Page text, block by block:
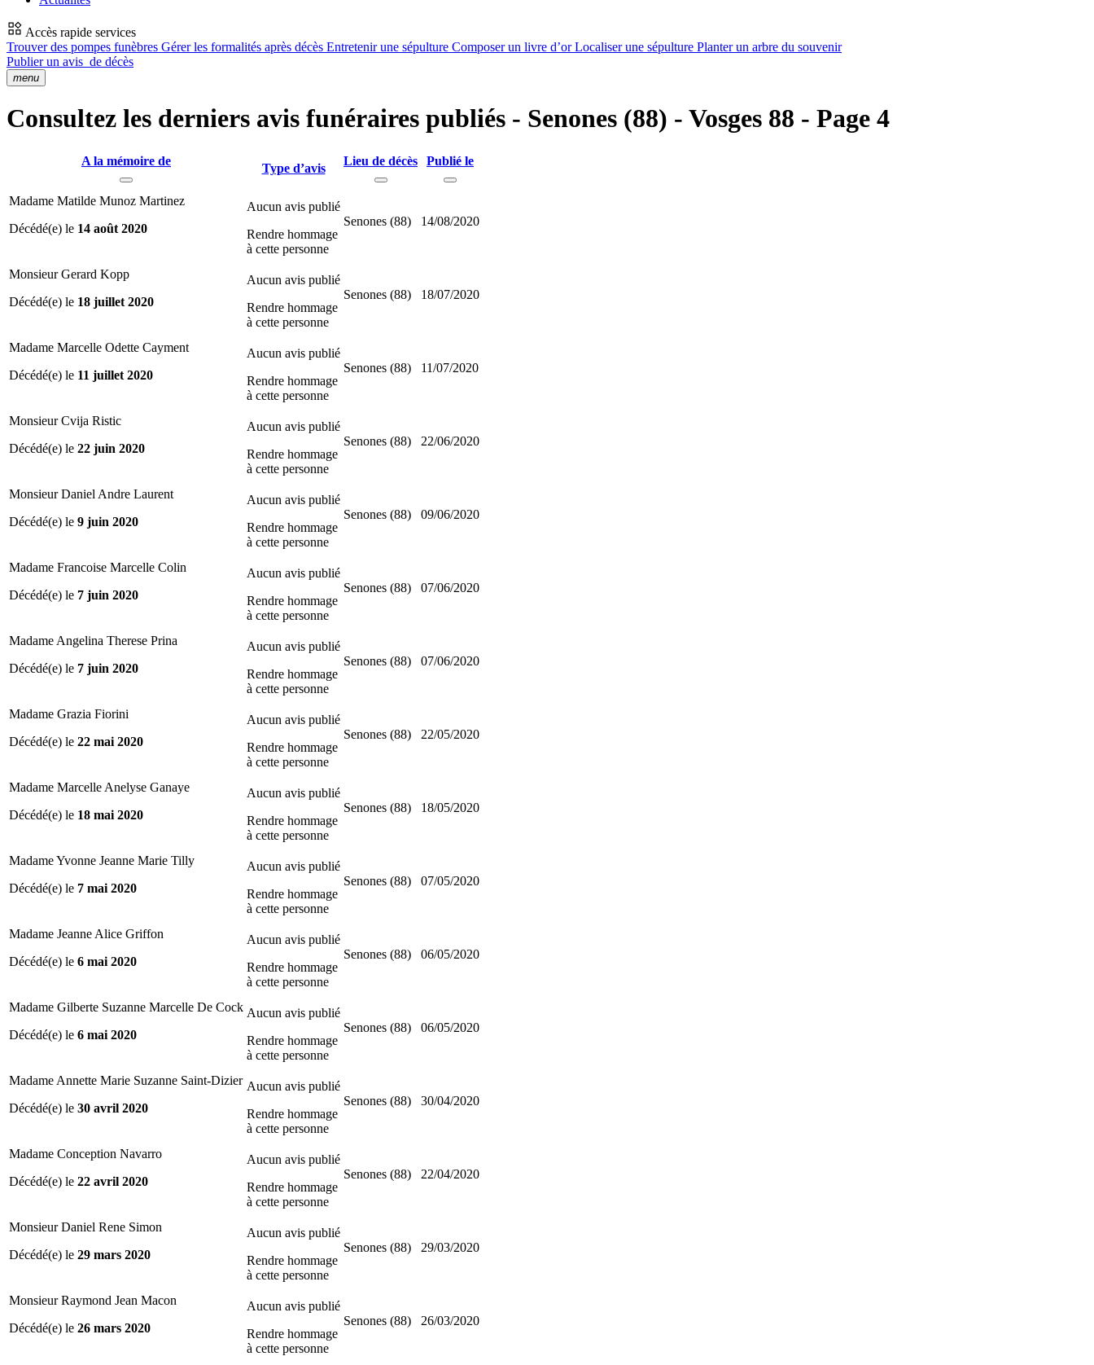
Accès rapide services
Trouver des pompes funèbres Gérer les formalités après décès Entretenir une sépulture Composer un livre d’orLocaliser une sépulture Planter un arbre du souvenir
Publier un avis de décès
menu
Consultez les derniers avis funéraires publiés - Senones (88) - Vosges 88 - Page 4
A la mémoire de
Type d’avis
Lieu de décès Publié le
Madame Matilde Munoz Martinez
Décédé(e) le 14 août 2020
Aucun avis publié
Rendre hommage
à cette personne
Senones (88) 14/08/2020
Monsieur Gerard Kopp
Décédé(e) le 18 juillet 2020
Aucun avis publié
Rendre hommage
à cette personne
Senones (88) 18/07/2020
Madame Marcelle Odette Cayment
Décédé(e) le 11 juillet 2020
Aucun avis publié
Rendre hommage
à cette personne
Senones (88) 11/07/2020
Monsieur Cvija Ristic
Décédé(e) le 22 juin 2020
Aucun avis publié
Rendre hommage
à cette personne
Senones (88) 22/06/2020
Monsieur Daniel Andre Laurent
Décédé(e) le 9 juin 2020
Aucun avis publié
Rendre hommage
à cette personne
Senones (88) 09/06/2020
Madame Francoise Marcelle Colin
Décédé(e) le 7 juin 2020
Aucun avis publié
Rendre hommage
à cette personne
Senones (88) 07/06/2020
Madame Angelina Therese Prina
Décédé(e) le 7 juin 2020
Aucun avis publié
Rendre hommage
à cette personne
Senones (88) 07/06/2020
Madame Grazia Fiorini
Décédé(e) le 22 mai 2020
Aucun avis publié
Rendre hommage
à cette personne
Senones (88) 22/05/2020
Madame Marcelle Anelyse Ganaye
Décédé(e) le 18 mai 2020
Aucun avis publié
Rendre hommage
à cette personne
Senones (88) 18/05/2020
Madame Yvonne Jeanne Marie Tilly
Décédé(e) le 7 mai 2020
Aucun avis publié
Rendre hommage
à cette personne
Senones (88) 07/05/2020
Madame Jeanne Alice Griffon
Décédé(e) le 6 mai 2020
Aucun avis publié
Rendre hommage
à cette personne
Senones (88) 06/05/2020
Madame Gilberte Suzanne Marcelle De Cock
Décédé(e) le 6 mai 2020
Aucun avis publié
Rendre hommage
à cette personne
Senones (88) 06/05/2020
Madame Annette Marie Suzanne Saint-Dizier
Décédé(e) le 30 avril 2020
Aucun avis publié
Rendre hommage
à cette personne
Senones (88) 30/04/2020
Madame Conception Navarro
Décédé(e) le 22 avril 2020
Aucun avis publié
Rendre hommage
à cette personne
Senones (88) 22/04/2020
Monsieur Daniel Rene Simon
Décédé(e) le 29 mars 2020
Aucun avis publié
Rendre hommage
à cette personne
Senones (88) 29/03/2020
Monsieur Raymond Jean Macon
Décédé(e) le 26 mars 2020
Aucun avis publié
Rendre hommage
à cette personne
Senones (88) 26/03/2020